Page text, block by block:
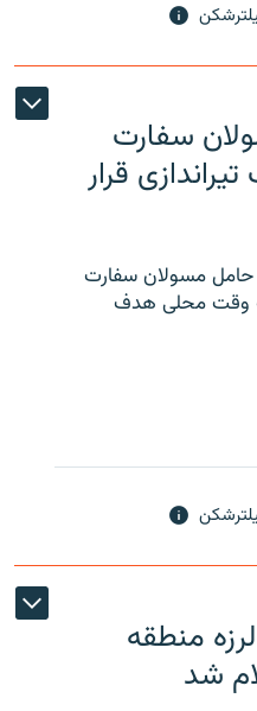
سفارت
قرار
حامل مسولان سفارت
به وقت محلی هدف
منطقه